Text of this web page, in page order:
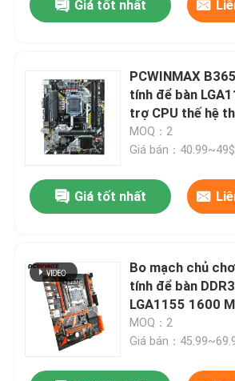
Giá tốt nhất
PCWINMAX
tính để bàn
trợ CPU thế hệ
đến 64GB M.2
Mainboard OEM
MOQ：2
Giá bán：40.99~49$
Giá tốt nhất
Bo mạch chủ
tính để bàn
LGA1155 1600
MOQ：2
Giá bán：